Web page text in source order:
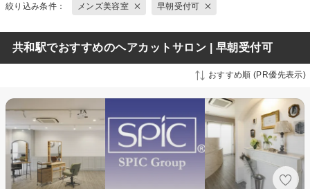
絞り込み条件： メンズ美容室 早朝受付可
共和駅でおすすめのヘアカットサロン | 早朝受付可
おすすめ順 (PR優先表示)